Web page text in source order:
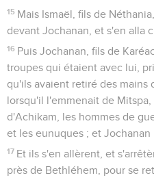
15 Mais Ismaël, fils de
devant Jochanan, et s'en alla
16 Puis Jochanan, fils de
troupes qui étaient avec lui,
qu'ils avaient retiré des mains
lorsqu'il l'emmenait de
d'Achikam, les hommes de
et les eunuques ; et Jochanan
17 Et ils s'en allèrent, et
près de Bethléhem, pour se